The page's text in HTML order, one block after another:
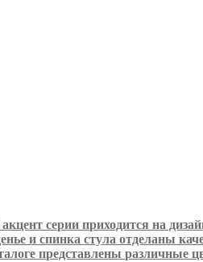
серии приходится на
и спинка стула отделаны
представлены различные